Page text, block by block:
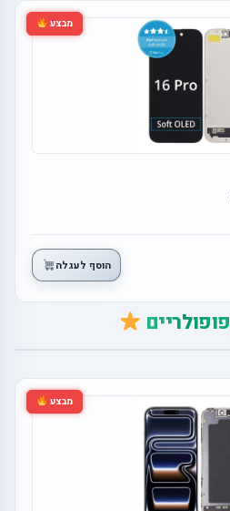
מבצע
הוסף לעגלה
פופולריים
מבצע